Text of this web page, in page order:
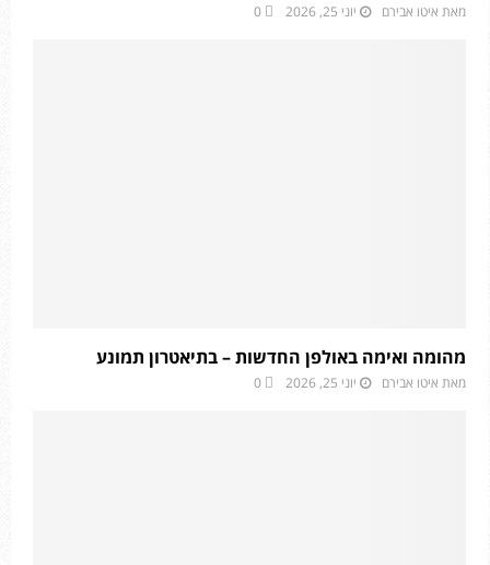
מאת איטו אבירם יוני 25, 2026 0
מהומה ואימה באולפן החדשות – בתיאטרון תמונע
מאת איטו אבירם יוני 25, 2026 0